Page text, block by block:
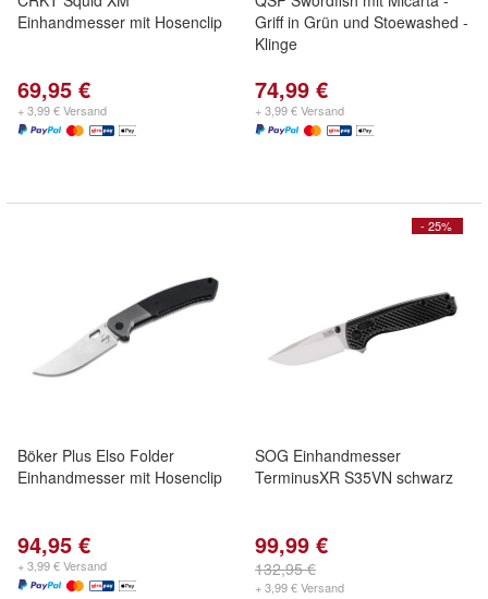
Einhandmesser mit Hosenclip
69,95 €
+ 3,99 € Versand
Griff in Grün und Stoewashed -
Klinge
74,99 €
+ 3,99 € Versand
Böker Plus Elso Folder
Einhandmesser mit Hosenclip
94,95 €
+ 3,99 € Versand
- 25%
SOG Einhandmesser
TerminusXR S35VN schwarz
99,99 €
132,95 €
+ 3,99 € Versand